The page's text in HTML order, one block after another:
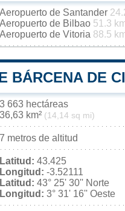
Aeropuerto de Santander
Aeropuerto de Bilbao 51.3
Aeropuerto de Vitoria 88.5
BÁRCENA DE
3 663 hectáreas
36,63 km² (14,14 sq mi)
7 metros de altitud
Latitud: 43.425
Longitud: -3.52111
Latitud: 43° 25' 30'' Norte
Longitud: 3° 31' 16'' Oeste